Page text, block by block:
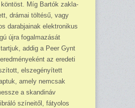
köntöst. Míg Bartók zakla­
drámai töltésű, vagy
darab­jainak elektronikus
újra fogalmazását
addig a Peer Gynt
az eredeti
elszegényített
amely nemcsak
a skandináv
színeitől, fátyolos